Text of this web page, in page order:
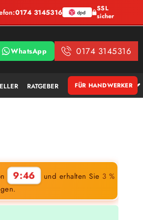
0174 3145316
SSL
sicher
WhatsApp 0174 3145316
RATGEBER FÜR HANDWERKER
9:45 und erhalten Sie 3 %